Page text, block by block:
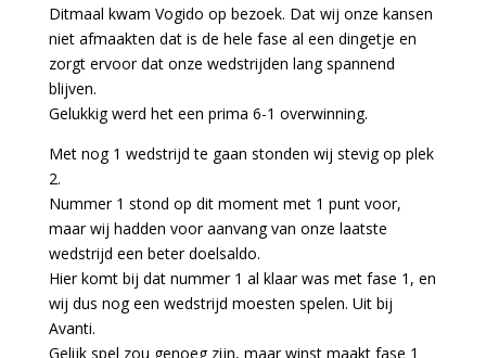
Ditmaal kwam Vogido op bezoek. Dat wij onze kansen
niet afmaakten dat is de hele fase al een dingetje en
zorgt ervoor dat onze wedstrijden lang spannend
blijven.
Gelukkig werd het een prima 6-1 overwinning.
Met nog 1 wedstrijd te gaan stonden wij stevig op plek
2.
Nummer 1 stond op dit moment met 1 punt voor,
maar wij hadden voor aanvang van onze laatste
wedstrijd een beter doelsaldo.
Hier komt bij dat nummer 1 al klaar was met fase 1, en
wij dus nog een wedstrijd moesten spelen. Uit bij
Avanti.
Gelijk spel zou genoeg zijn, maar winst maakt fase 1